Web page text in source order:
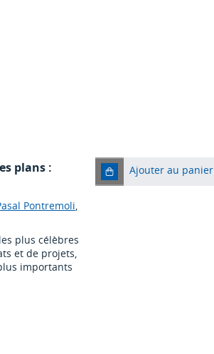
plans :
Pontremoli,
plus célèbres
et de projets,
importants
Ajouter au panier